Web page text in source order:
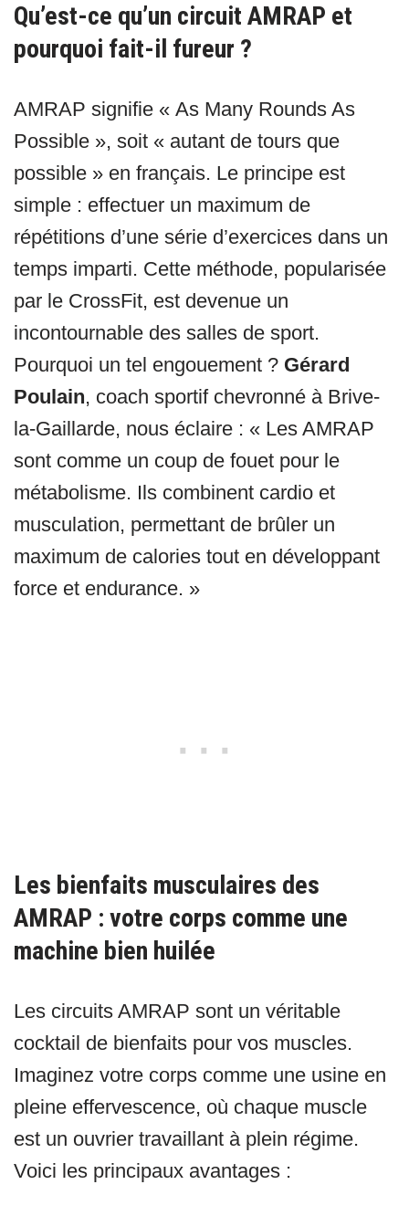
Qu’est-ce qu’un circuit AMRAP et
pourquoi fait-il fureur ?
AMRAP signifie « As Many Rounds As
Possible », soit « autant de tours que
possible » en français. Le principe est
simple : effectuer un maximum de
répétitions d’une série d’exercices dans un
temps imparti. Cette méthode, popularisée
par le CrossFit, est devenue un
incontournable des salles de sport.
Pourquoi un tel engouement ? Gérard
Poulain, coach sportif chevronné à Brive-
la-Gaillarde, nous éclaire : « Les AMRAP
sont comme un coup de fouet pour le
métabolisme. Ils combinent cardio et
musculation, permettant de brûler un
maximum de calories tout en développant
force et endurance. »
Les bienfaits musculaires des
AMRAP : votre corps comme une
machine bien huilée
Les circuits AMRAP sont un véritable
cocktail de bienfaits pour vos muscles.
Imaginez votre corps comme une usine en
pleine effervescence, où chaque muscle
est un ouvrier travaillant à plein régime.
Voici les principaux avantages :